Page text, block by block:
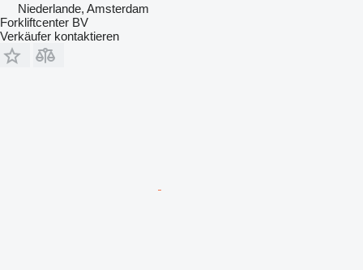
Niederlande, Amsterdam
Forkliftcenter BV
Verkäufer kontaktieren